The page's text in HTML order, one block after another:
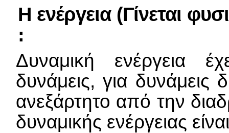
Η ενέργεια (Γίνεται
:
Δυναμική ενέργεια
δυνάμεις, για δυνάμεις
ανεξάρτητο από την
δυναμικής ενέργειας είναι